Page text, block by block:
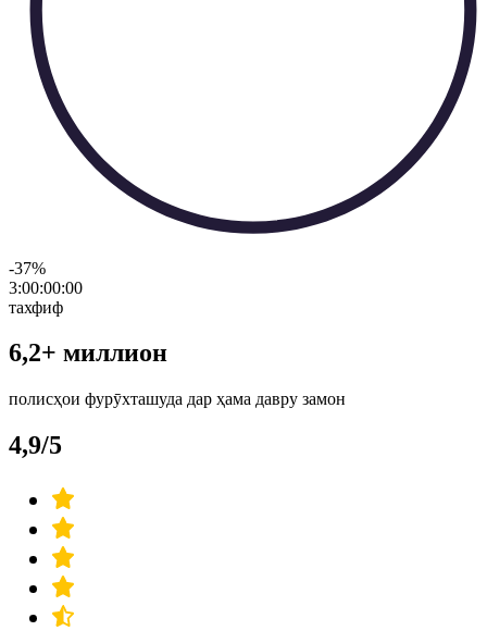
-37%
3:00:00:00
тахфиф
6,2+ миллион
полисҳои фурӯхташуда дар ҳама давру замон
4,9/5